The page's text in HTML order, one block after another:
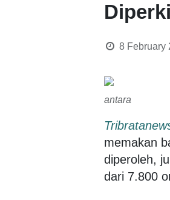
8 February
antara
memakan
diperoleh,
dari 7.800